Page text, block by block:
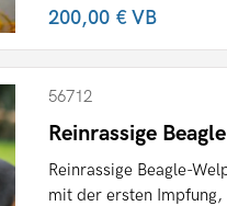
200,00 €VB
56712
Reinrassige
Reinrassige Beagle-
mit der ersten